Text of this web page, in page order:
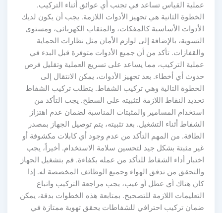
القياس تساعد في تجنب أي عوائق أثناء التركيب.
الثانية هي تجهيز الأدوات اللازمة. يجب أن يكون لديك
الأساسية كالمفكات، والمثقاب الكهربائي، ومستوى
بالإضافة إلى لوازم الأمان مثل نظارات الحماية
تأكد من أن جميع الأدوات متوفرة قبل البدء في
التركيب، مما يساعد على تسريع العملية وتقليل فرص
أي أخطاء. بعد تجهيز الأدوات، يمكن الانتقال إلى
التالية وهي تركيب الشفاط. يتطلب تركيب الشفاط
النقاط اللازمة لتثبيته على السطح. يجب التأكد من
المسامير والمثبتات المناسبة لضمان عدم اهتزاز
أثناء التشغيل. بعد تثبيته، يتم توصيل الجهاز بمصدر
من المهم التأكد من عدم وجود أي كابلات مكشوفة أو
مثبتة بشكل جيد لتحسين سلامة الاستخدام. أخيراً، يجب
أداء الشفاط للتأكد من عمله بكفاءة. قم بتشغيل الجهاز
من تدفق الهواء وجميع الوظائف المخصصة له. إذا
هناك أي عطل أو عيب، يجب مراجعة التركيب واتباع
اللازمة للتصحيح. بمتابعة هذه الخطوات بدقة، يمكن
تركيب احترافي للشفاطات يحقق تهوية ممتازة في